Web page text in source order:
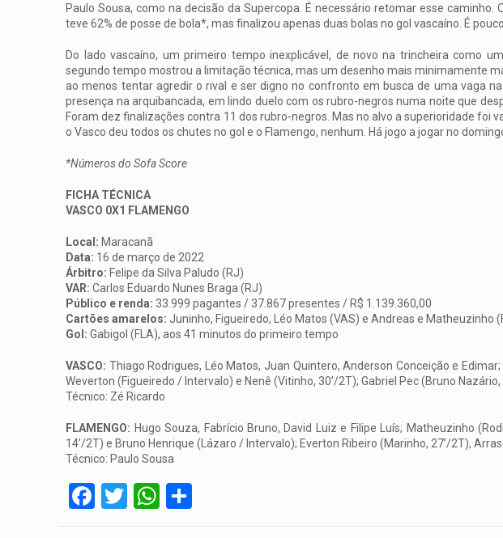
Paulo Sousa, como na decisão da Supercopa. É necessário retomar esse caminho.
teve 62% de posse de bola*, mas finalizou apenas duas bolas no gol vascaíno. É pouco.
Do lado vascaíno, um primeiro tempo inexplicável, de novo na trincheira como
segundo tempo mostrou a limitação técnica, mas um desenho mais minimamente
ao menos tentar agredir o rival e ser digno no confronto em busca de uma vaga
presença na arquibancada, em lindo duelo com os rubro-negros numa noite que
Foram dez finalizações contra 11 dos rubro-negros. Mas no alvo a superioridade foi
o Vasco deu todos os chutes no gol e o Flamengo, nenhum. Há jogo a jogar no
*Números do Sofa Score
FICHA TÉCNICA
VASCO 0X1 FLAMENGO
Local: Maracanã
Data: 16 de março de 2022
Árbitro: Felipe da Silva Paludo (RJ)
VAR: Carlos Eduardo Nunes Braga (RJ)
Público e renda: 33.999 pagantes / 37.867 presentes / R$ 1.139.360,00
Cartões amarelos: Juninho, Figueiredo, Léo Matos (VAS) e Andreas e Matheuzinho
Gol: Gabigol (FLA), aos 41 minutos do primeiro tempo
VASCO: Thiago Rodrigues, Léo Matos, Juan Quintero, Anderson Conceição e
Weverton (Figueiredo / Intervalo) e Nenê (Vitinho, 30’/2T); Gabriel Pec (Bruno Nazário,
Técnico: Zé Ricardo
FLAMENGO: Hugo Souza, Fabrício Bruno, David Luiz e Filipe Luís; Matheuzinho
14’/2T) e Bruno Henrique (Lázaro / Intervalo); Everton Ribeiro (Marinho, 27’/2T),
Técnico: Paulo Sousa
Facebook
TwitterWhatsApp